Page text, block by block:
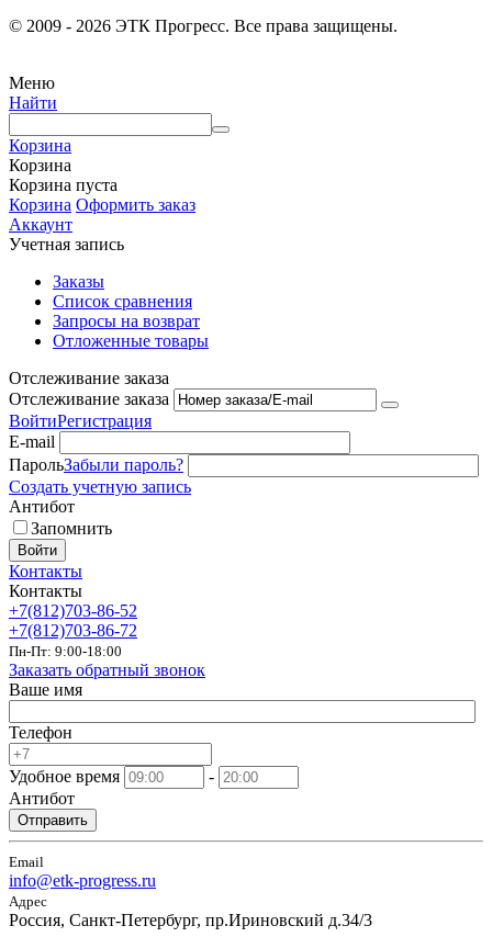
© 2009 - 2026 ЭТК Прогресс. Все права защищены.
Меню
Найти
Корзина
Корзина
Корзина пуста
Корзина Оформить заказ
Аккаунт
Учетная запись
Заказы
Список сравнения
Запросы на возврат
Отложенные товары
Отслеживание заказа
Отслеживание заказа
ВойтиРегистрация
E-mail
ПарольЗабыли пароль?
Создать учетную запись
Антибот
Запомнить
Войти
Контакты
Контакты
+7(812)703-86-52
+7(812)703-86-72
Пн-Пт: 9:00-18:00
Заказать обратный звонок
Ваше имя
Телефон
Удобное время
-
Антибот
Отправить
Email
info@etk-progress.ru
Адрес
Россия, Санкт-Петербург, пр.Ириновский д.34/3